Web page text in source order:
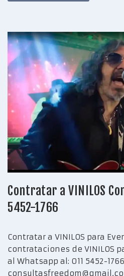
Contratar a VINILOS
5452-1766
Contratar a VINILOS para
contrataciones de VINILOS
al Whatsapp al: 011 5452-1766